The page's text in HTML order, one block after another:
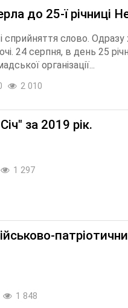
до 25-ї річниці
сприйняття слово.
24 серпня, в день 25
організації...
2 010
за 2019 рік.
1 297
1 848